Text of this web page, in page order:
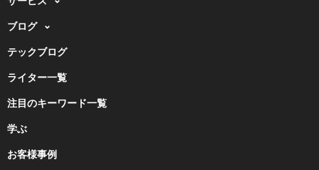
ブログ
テックブログ
ライター一覧
注目のキーワード一覧
学ぶ
お客様事例